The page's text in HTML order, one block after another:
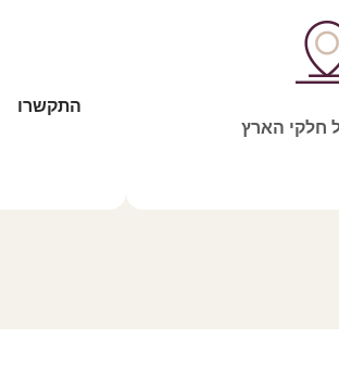
חלקי הארץ
התקשרו